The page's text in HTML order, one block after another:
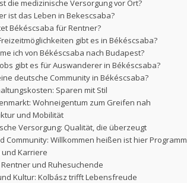
die medizinische Versorgung vor Ort?
ist das Leben in Bekescsaba?
Békéscsaba für Rentner?
gibt es in Békéscsaba?
ich von Békéscsaba nach Budapest?
gibt es für Auswanderer in Békéscsaba?
deutsche Community in Békéscsaba?
Sparen mit Stil
Wohneigentum zum Greifen nah
und Mobilität
Versorgung: Qualität, die überzeugt
Community: Willkommen heißen ist hier Programm
Karriere
und Ruhesuchende
Kultur: Kolbász trifft Lebensfreude